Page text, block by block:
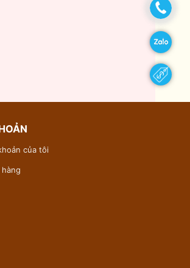
của tôi
hàng